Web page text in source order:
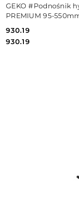
GEKO #Podnośnik
PREMIUM 95-
Cena:
930.19
Cena:
930.19